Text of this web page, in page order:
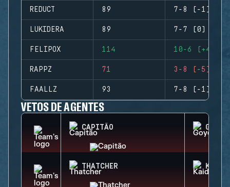
REDUCT 89 7-8 (-1)
LUKIDERA 89 7-7 (0)
FELIPOX 114 10-6 (+4)
RAPPZ 71 3-8 (-5)
FAALLZ 93 7-8 (-1)
VETOS DE AGENTES
CAPITÃO GOYO
THATCHER KAID